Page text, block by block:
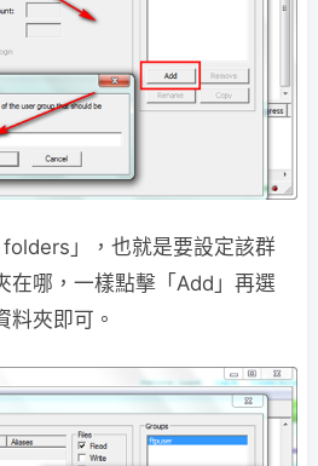
」，也就是要設定該群
在哪，一樣點擊「Add」再選
料夾即可。